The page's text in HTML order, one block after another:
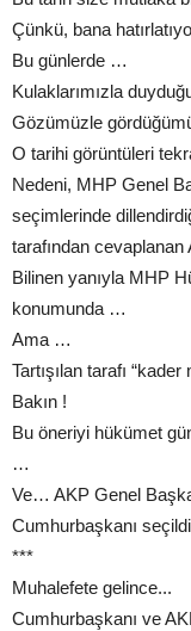
Çünkü, bana
Bu günlerde …
Kulaklarımızla
Gözümüzle
O tarihi görüntüleri
Nedeni, MHP Genel
seçimlerinde
tarafından
Bilinen yanıyla MHP
konumunda …
Ama …
Tartışılan tarafı
Bakın !
Bu öneriyi hükümet
…
Ve… AKP Genel
Cumhurbaşkanı
***
Muhalefete gelince...
Cumhurbaşkanı ve